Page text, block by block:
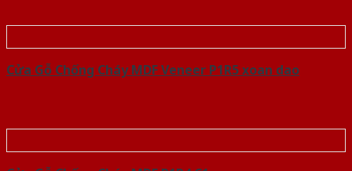
Cửa Gỗ Chống Cháy MDF Veneer P1R5 xoan dao